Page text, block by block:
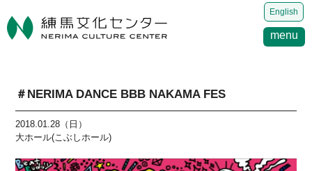
English
menu
＃NERIMA DANCE BBB NAKAMA FES
2018.01.28（日）
大ホール(こぶしホール)